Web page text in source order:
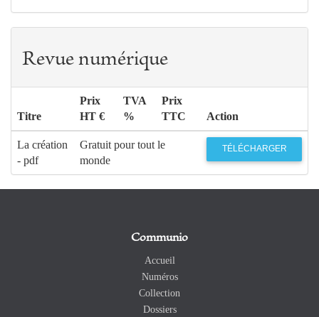
Revue numérique
Titre
Prix
HT €
TVA
%
Prix
TTC
Action
La création
- pdf
Gratuit pour tout le
monde
TÉLÉCHARGER
Communio
Accueil
Numéros
Collection
Dossiers